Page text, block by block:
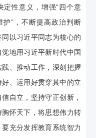
定性意义，增强“四个意
护”，不断提高政治判断
以习近平同志为核心的
地用习近平新时代中国
、推动工作，深刻把握
、运用好贯穿其中的立
自立，坚持守正创新，
怀天下，将思想伟力转
充分发挥教育系统智力